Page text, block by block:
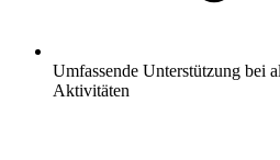
Umfassende Unterstützung bei
Aktivitäten